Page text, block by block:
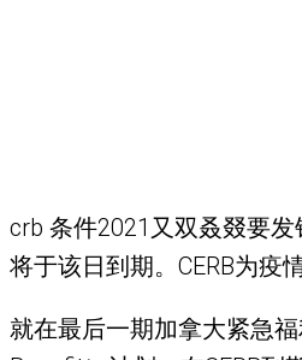
crb 条件2021又双叒叕要
将于该日到期。CERB为疫
就在最后一期加拿大紧急